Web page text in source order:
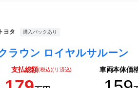
トヨタ 購入パックあり
支払総額(税込)(リ済込) 車両本体価